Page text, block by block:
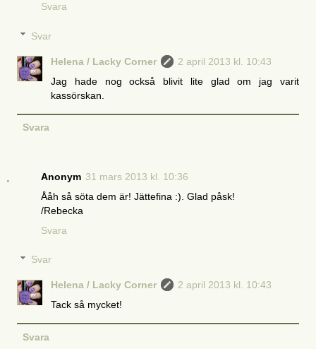
Svara
Svar
Helena / Lacky Corner
2 april 2013 kl. 10:43
Jag hade nog också blivit lite glad om jag varit
kassörskan.
Svara
Anonym 31 mars 2013 kl. 10:36
Ååh så söta dem är! Jättefina :). Glad påsk!
/Rebecka
Svara
Svar
Helena / Lacky Corner
2 april 2013 kl. 10:43
Tack så mycket!
Svara